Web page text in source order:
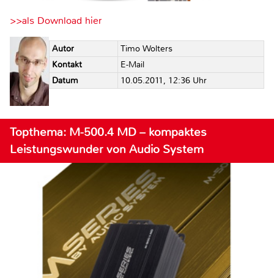
>>als Download hier
Autor
Timo Wolters
Kontakt
E-Mail
Datum
10.05.2011, 12:36 Uhr
Topthema: M-500.4 MD – kompaktes
Leistungswunder von Audio System